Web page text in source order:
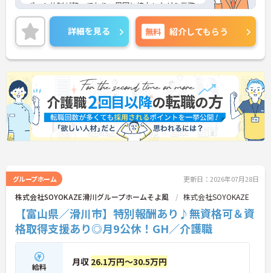
ポート体制が整っており、周囲と協力しながら業務
に取り組める環境です。在宅系から入居系まで幅広
いサービスを提供しているため、様々な経験を通じ
て介護のプロフェッショナルとしてスキルアップが
期待できます。また、日々の頑張りやチームへの貢
献を評価する特別報酬制度により、やりがいを持っ
て収入アップを目指せます。産休・育休の取得やリ
フレッシュ休暇など、ライフステージの変化に合わ
せた柔軟な働き方が可能なため、無理なく長期的な
キャリアを築ける環境が整っています。
★おすすめPOINT★
【多職種連携で相談しやすく、協力して働ける環境
・周囲とサポートし合いながらお客様の生活を支え
す。
【多彩な経験を積み、専門性やキャリアを高められ
ます】
・在宅系から入居系まで幅広いサービスを展開して
おり、様々な現場での経験を通じてスキルアップが
期待できます。
詳細を見る 無料 紹介してもらう
グループホーム 更新日：2026年07月28日
株式会社SOYOKAZE滑川グループホームそよ風 株式会社SOYOKAZE
【富山県／滑川市】特別報酬あり♪無資格可＆資
格取得支援あり◎月9公休！GH／介護職
給料 月収 26.1万円～30.5万円